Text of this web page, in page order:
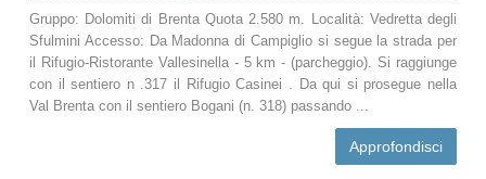
Gruppo: Dolomiti di Brenta Quota 2.580 m. Località: Vedretta degli
Sfulmini Accesso: Da Madonna di Campiglio si segue la strada per
il Rifugio-Ristorante Vallesinella - 5 km - (parcheggio). Si raggiunge
con il sentiero n .317 il Rifugio Casinei . Da qui si prosegue nella
Val Brenta con il sentiero Bogani (n. 318) passando ...
Approfondisci